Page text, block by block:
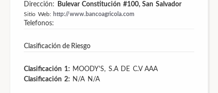
Dirección:
Bulevar Constitución #100, San Salvador
Sitio Web: http://www.bancoagricola.com
Telefonos:
Clasificación de Riesgo
Clasificación 1: MOODY'S, S.A DE C.VAAA
Clasificación 2: N/A N/A